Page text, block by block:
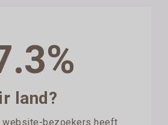
land?
website-bezoekers heeft